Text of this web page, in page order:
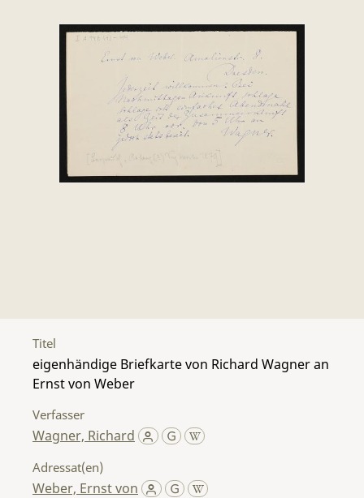
Titel
eigenhändige Briefkarte von Richard Wagner an
Ernst von Weber
Verfasser
Wagner, Richard
Adressat(en)
Weber, Ernst von